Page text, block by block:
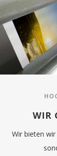
WIR
Wir bieten